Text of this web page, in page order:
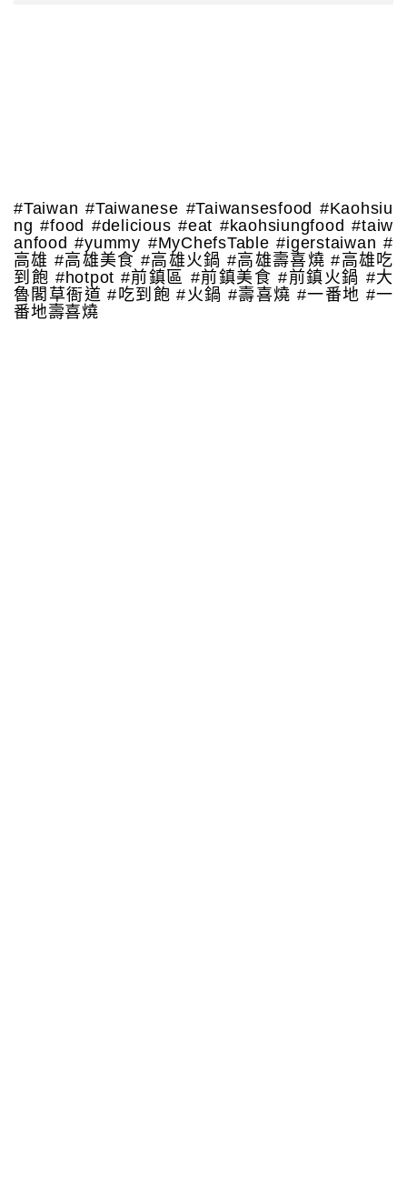
#Taiwan #Taiwanese #Taiwansesfood #Kaohsiu
ng #food #delicious #eat #kaohsiungfood #taiw
anfood #yummy #MyChefsTable #igerstaiwan #
高雄 #高雄美食 #高雄火鍋 #高雄壽喜燒 #高雄吃
到飽 #hotpot #前鎮區 #前鎮美食 #前鎮火鍋 #大
魯閣草衙道 #吃到飽 #火鍋 #壽喜燒 #一番地 #一
番地壽喜燒